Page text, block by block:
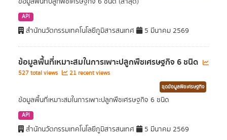
API
สำนักนวัตกรรมเทคโนโลยีภูมิสารสนเทศ 5 มีนาคม 2569
ข้อมูลพื้นที่เหมาะสมในการเพาะปลูกพืชเศรษฐกิจ 6 ชนิด
527 total views 21 recent views
ชุดข้อมูลพืชเศรษฐกิจ
ข้อมูลพื้นที่เหมาะสมในการเพาะปลูกพืชเศรษฐกิจ 6 ชนิด
API
สำนักนวัตกรรมเทคโนโลยีภูมิสารสนเทศ 5 มีนาคม 2569